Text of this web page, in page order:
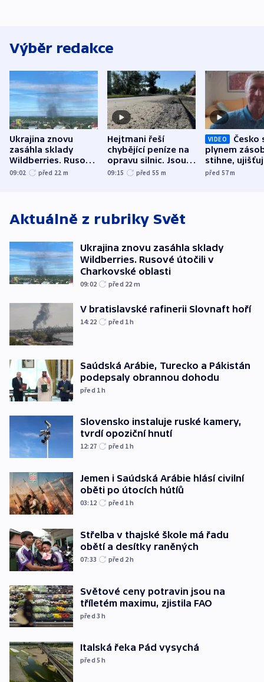
Výběr redakce
Ukrajina znovu
zasáhla sklady
Wildberries. Rusové
útočili v Charkovské
09:02 před 22 m
Hejtmani řeší
chybějící peníze na
opravu silnic. Jsou
nenárokové, namítá
09:15 před 55 m
VIDEO
Česko
plynem
stihne,
expert.
před 57m
Aktuálně z rubriky Svět
Ukrajina znovu zasáhla sklady
Wildberries. Rusové útočili v
Charkovské oblasti
09:02 před 22 m
V bratislavské rafinerii Slovnaft hoří
14:22 před 1h
Saúdská Arábie, Turecko a Pákistán
podepsaly obrannou dohodu
před 1h
Slovensko instaluje ruské kamery,
tvrdí opoziční hnutí
12:27 před 1h
Jemen i Saúdská Arábie hlásí civilní
oběti po útocích hútíů
03:12 před 1h
Střelba v thajské škole má řadu
obětí a desítky raněných
07:33 před 2h
Světové ceny potravin jsou na
tříletém maximu, zjistila FAO
před 3h
Italská řeka Pád vysychá
před 5h